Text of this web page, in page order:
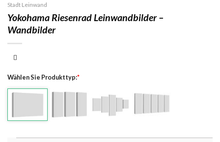
Stadt Leinwand
Yokohama Riesenrad Leinwandbilder –
Wandbilder
Wählen Sie Produkttyp:*